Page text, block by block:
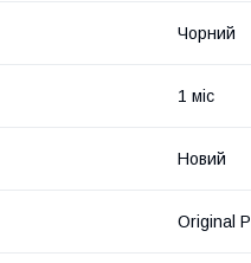
Чорний
1 міс
Новий
Original